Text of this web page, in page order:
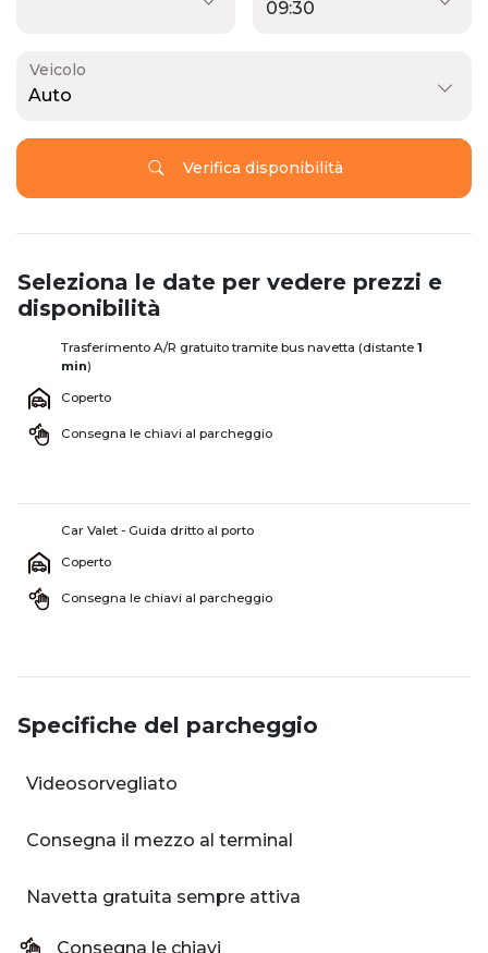
Veicolo
Auto
Verifica disponibilità
Seleziona le date per vedere prezzi e
disponibilità
Trasferimento A/R gratuito tramite bus navetta (distante 1
min)
Coperto
Consegna le chiavi al parcheggio
Car Valet - Guida dritto al porto
Coperto
Consegna le chiavi al parcheggio
Specifiche del parcheggio
Videosorvegliato
Consegna il mezzo al terminal
Navetta gratuita sempre attiva
Consegna le chiavi